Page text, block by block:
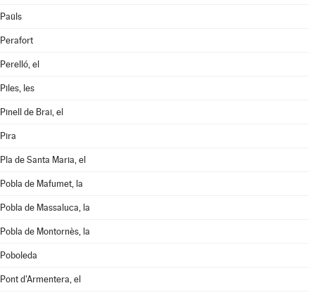
Paüls
Perafort
Perelló, el
Piles, les
Pinell de Brai, el
Pira
Pla de Santa Maria, el
Pobla de Mafumet, la
Pobla de Massaluca, la
Pobla de Montornès, la
Poboleda
Pont d'Armentera, el